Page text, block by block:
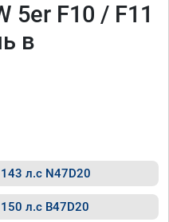
5er F10 / F11
в
л.с N47D20
л.с B47D20